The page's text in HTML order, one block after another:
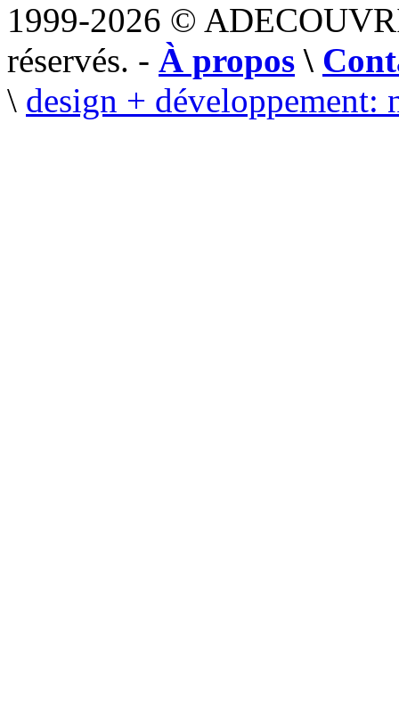
1999-2026 ©
réservés. - À propos \
\ design + développement: